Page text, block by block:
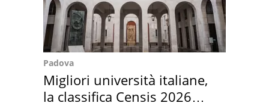
Padova
Migliori università italiane,
la classifica Censis 2026